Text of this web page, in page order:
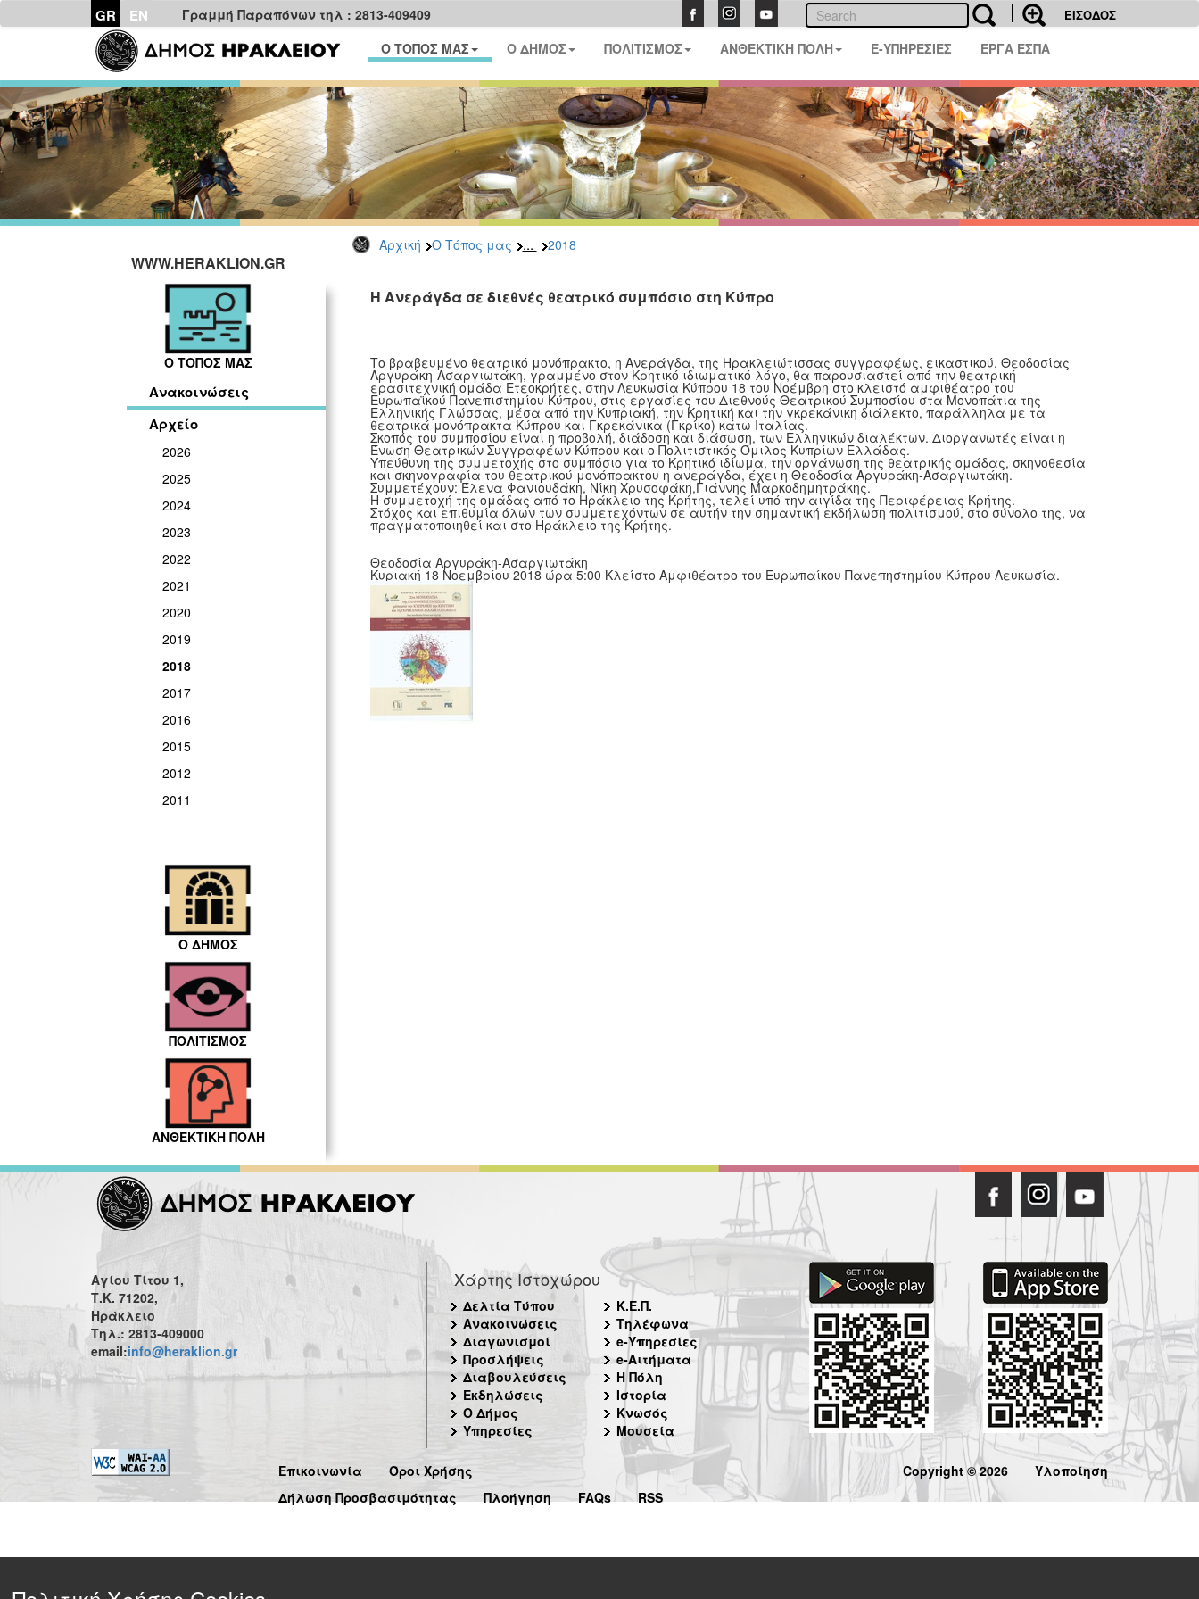
GR EN Γραμμή Παραπόνων τηλ : 2813-409409 ΕΙΣΟΔΟΣ
Ο ΤΟΠΟΣ ΜΑΣ Ο ΔΗΜΟΣ ΠΟΛΙΤΙΣΜΟΣ ΑΝΘΕΚΤΙΚΗ ΠΟΛΗ E-ΥΠΗΡΕΣΙΕΣ ΕΡΓΑ ΕΣΠΑ
Αρχική Ο Τόπος μας ... 2018
WWW.HERAKLION.GR
Ο ΤΟΠΟΣ ΜΑΣ
Ανακοινώσεις
Αρχείο
2026
2025
2024
2023
2022
2021
2020
2019
2018
2017
2016
2015
2012
2011
Ο ΔΗΜΟΣ
ΠΟΛΙΤΙΣΜΟΣ
ΑΝΘΕΚΤΙΚΗ ΠΟΛΗ
Η Ανεράγδα σε διεθνές θεατρικό συμπόσιο στη Κύπρο
Το βραβευμένο θεατρικό μονόπρακτο, η Aνεράγδα, της Ηρακλειώτισσας συγγραφέως, εικαστικού, Θεοδοσίας
Αργυράκη-Ασαργιωτάκη, γραμμένο στον Κρητικό ιδιωματικό λόγο, θα παρουσιαστεί από την θεατρική
ερασιτεχνική ομάδα Ετεοκρήτες, στην Λευκωσία Κύπρου 18 του Νοέμβρη στο κλειστό αμφιθέατρο του
Ευρωπαϊκού Πανεπιστημίου Κύπρου, στις εργασίες του Διεθνούς Θεατρικού Συμποσίου στα Μονοπάτια της
Ελληνικής Γλώσσας, μέσα από την Κυπριακή, την Κρητική και την γκρεκάνικη διάλεκτο, παράλληλα με τα
θεατρικά μονόπρακτα Κύπρου και Γκρεκάνικα (Γκρίκο) κάτω Ιταλίας.
Σκοπός του συμποσίου είναι η προβολή, διάδοση και διάσωση, των Ελληνικών διαλέκτων. Διοργανωτές είναι η
Ένωση Θεατρικών Συγγραφέων Κύπρου και ο Πολιτιστικός Όμιλος Κυπρίων Ελλάδας.
Υπεύθυνη της συμμετοχής στο συμπόσιο για το Κρητικό ιδίωμα, την οργάνωση της θεατρικής ομάδας, σκηνοθεσία
και σκηνογραφία του θεατρικού μονόπρακτου η ανεράγδα, έχει η Θεοδοσία Αργυράκη-Ασαργιωτάκη.
Συμμετέχουν: Έλενα Φανιουδάκη, Νίκη Χρυσοφάκη,Γιάννης Μαρκοδημητράκης.
Η συμμετοχή της ομάδας από το Ηράκλειο της Κρήτης, τελεί υπό την αιγίδα της Περιφέρειας Κρήτης.
Στόχος και επιθυμία όλων των συμμετεχόντων σε αυτήν την σημαντική εκδήλωση πολιτισμού, στο σύνολο της, να
πραγματοποιηθεί και στο Ηράκλειο της Κρήτης.
Θεοδοσία Αργυράκη-Ασαργιωτάκη
Κυριακή 18 Νοεμβρίου 2018 ώρα 5:00 Κλείστο Αμφιθέατρο του Ευρωπαίκου Πανεπηστημίου Κύπρου Λευκωσία.
Αγίου Τίτου 1,
Τ.Κ. 71202,
Ηράκλειο
Τηλ.: 2813-409000
email:info@heraklion.gr
Χάρτης Ιστοχώρου
Δελτία Τύπου
Ανακοινώσεις
Διαγωνισμοί
Προσλήψεις
Διαβουλεύσεις
Εκδηλώσεις
Ο Δήμος
Υπηρεσίες
Κ.Ε.Π.
Τηλέφωνα
e-Υπηρεσίες
e-Αιτήματα
Η Πόλη
Ιστορία
Κνωσός
Μουσεία
Επικοινωνία
Όροι Χρήσης
Δήλωση Προσβασιμότητας
Πλοήγηση FAQs RSS
Copyright © 2026 Υλοποίηση